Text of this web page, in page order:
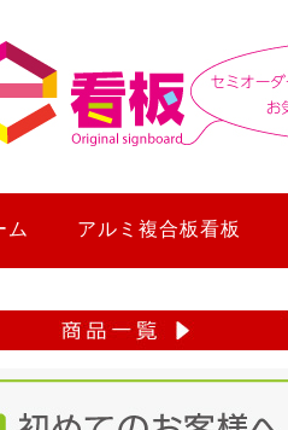
ム アルミ複合板看板